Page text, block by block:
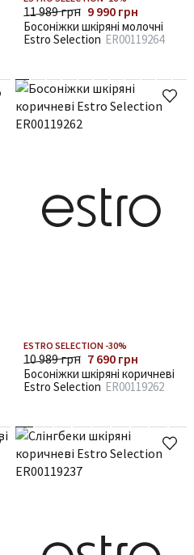
11 989 грн 9 990 грн
Босоніжки шкіряні молочні
Estro Selection ER00119264
ESTRO SELECTION -30%
10 989 грн 7 690 грн
Босоніжки шкіряні коричневі
Estro Selection ER00119262